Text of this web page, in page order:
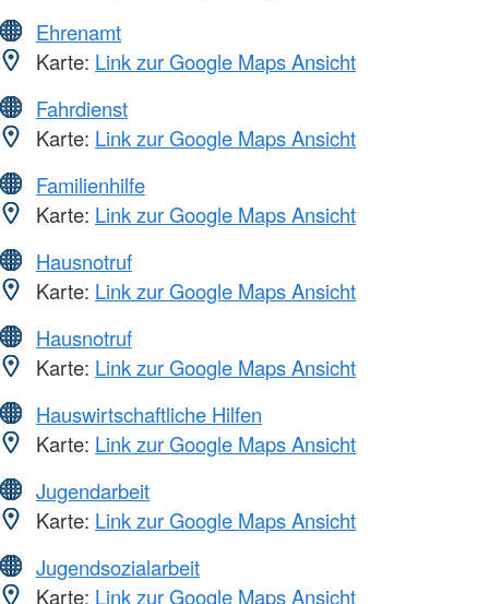
Ehrenamt
Karte: Link zur Google Maps Ansicht
Fahrdienst
Karte: Link zur Google Maps Ansicht
Familienhilfe
Karte: Link zur Google Maps Ansicht
Hausnotruf
Karte: Link zur Google Maps Ansicht
Hausnotruf
Karte: Link zur Google Maps Ansicht
Hauswirtschaftliche Hilfen
Karte: Link zur Google Maps Ansicht
Jugendarbeit
Karte: Link zur Google Maps Ansicht
Jugendsozialarbeit
Karte: Link zur Google Maps Ansicht